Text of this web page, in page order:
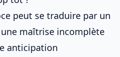
peut se traduire par un
maîtrise incomplète
anticipation